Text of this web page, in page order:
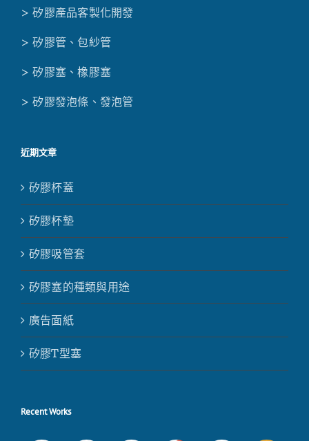
> 矽膠產品客製化開發
> 矽膠管、包紗管
> 矽膠塞、橡膠塞
> 矽膠發泡條、發泡管
近期文章
矽膠杯蓋
矽膠杯墊
矽膠吸管套
矽膠塞的種類與用途
廣告面紙
矽膠T型塞
Recent Works